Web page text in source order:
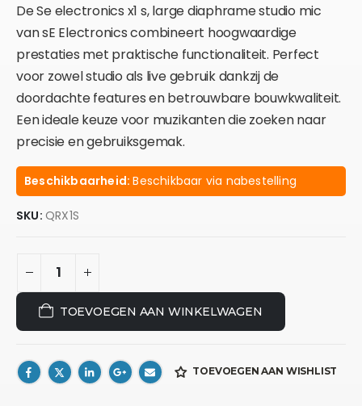
De Se electronics x1 s, large diaphrame studio mic
van sE Electronics combineert hoogwaardige
prestaties met praktische functionaliteit. Perfect
voor zowel studio als live gebruik dankzij de
doordachte features en betrouwbare bouwkwaliteit.
Een ideale keuze voor muzikanten die zoeken naar
precisie en gebruiksgemak.
Beschikbaarheid:Beschikbaar via nabestelling
SKU: QRX1S
TOEVOEGEN AAN WINKELWAGEN
TOEVOEGEN AAN WISHLIST